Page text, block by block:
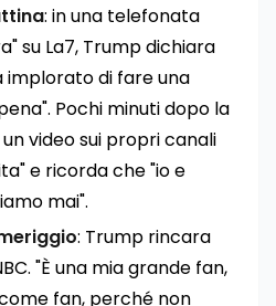
: in una telefonata
su La7, Trump dichiara
implorato di fare una
Pochi minuti dopo la
video sui propri canali
e ricorda che "io e
mai".
: Trump rincara
"È una mia grande fan,
fan, perché non